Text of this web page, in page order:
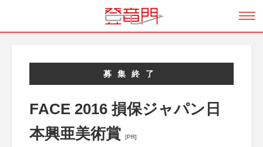
募集終了
FACE 2016 損保ジャパン日
本興亜美術賞
[PR]